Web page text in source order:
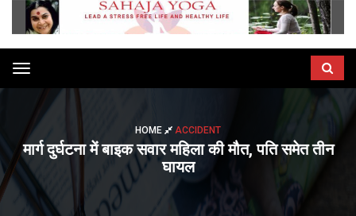
Toggle
navigation
HOME ACCIDENT
मार्ग दुर्घटना में बाइक सवार महिला की मौत, पति समेत तीन
घायल